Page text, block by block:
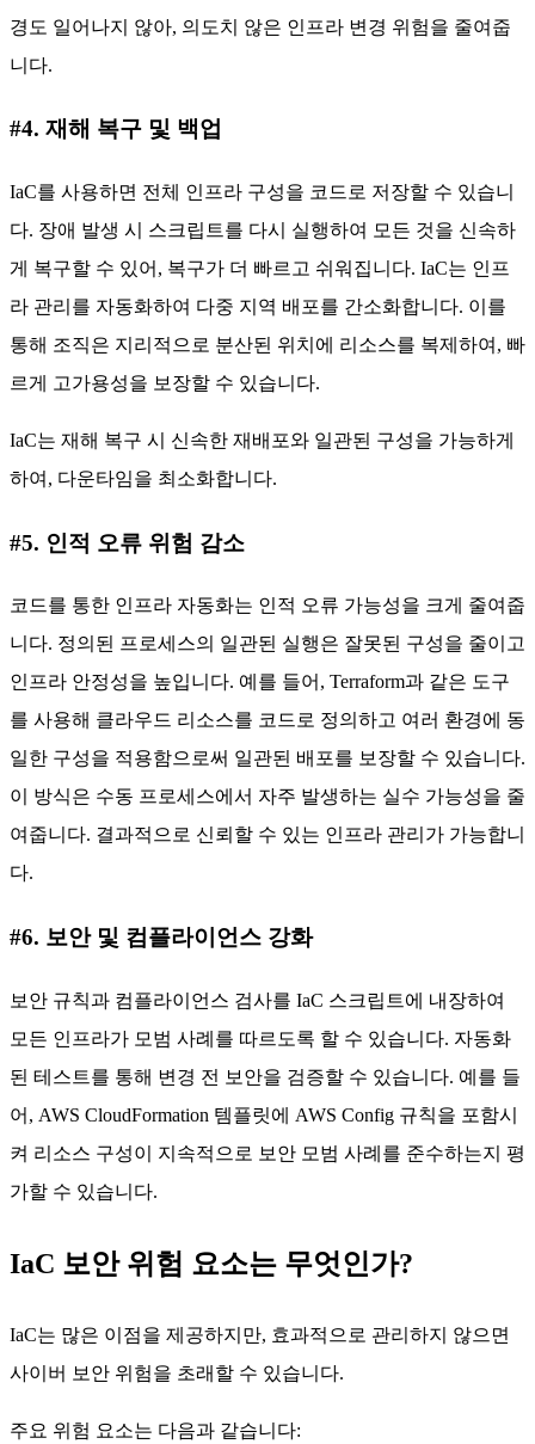
경도 일어나지 않아, 의도치 않은 인프라 변경 위험을 줄여줍
니다.
#4. 재해 복구 및 백업
IaC를 사용하면 전체 인프라 구성을 코드로 저장할 수 있습니
다. 장애 발생 시 스크립트를 다시 실행하여 모든 것을 신속하
게 복구할 수 있어, 복구가 더 빠르고 쉬워집니다. IaC는 인프
라 관리를 자동화하여 다중 지역 배포를 간소화합니다. 이를
통해 조직은 지리적으로 분산된 위치에 리소스를 복제하여, 빠
르게 고가용성을 보장할 수 있습니다.
IaC는 재해 복구 시 신속한 재배포와 일관된 구성을 가능하게
하여, 다운타임을 최소화합니다.
#5. 인적 오류 위험 감소
코드를 통한 인프라 자동화는 인적 오류 가능성을 크게 줄여줍
니다. 정의된 프로세스의 일관된 실행은 잘못된 구성을 줄이고
인프라 안정성을 높입니다. 예를 들어, Terraform과 같은 도구
를 사용해 클라우드 리소스를 코드로 정의하고 여러 환경에 동
일한 구성을 적용함으로써 일관된 배포를 보장할 수 있습니다.
이 방식은 수동 프로세스에서 자주 발생하는 실수 가능성을 줄
여줍니다. 결과적으로 신뢰할 수 있는 인프라 관리가 가능합니
다.
#6. 보안 및 컴플라이언스 강화
보안 규칙과 컴플라이언스 검사를 IaC 스크립트에 내장하여
모든 인프라가 모범 사례를 따르도록 할 수 있습니다. 자동화
된 테스트를 통해 변경 전 보안을 검증할 수 있습니다. 예를 들
어, AWS CloudFormation 템플릿에 AWS Config 규칙을 포함시
켜 리소스 구성이 지속적으로 보안 모범 사례를 준수하는지 평
가할 수 있습니다.
IaC 보안 위험 요소는 무엇인가?
IaC는 많은 이점을 제공하지만, 효과적으로 관리하지 않으면
사이버 보안 위험을 초래할 수 있습니다.
주요 위험 요소는 다음과 같습니다: